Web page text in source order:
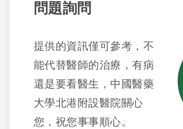
問題詢問
提供的資訊僅可參考，不
能代替醫師的治療，有病
還是要看醫生，中國醫藥
大學北港附設醫院關心
您，祝您事事順心。